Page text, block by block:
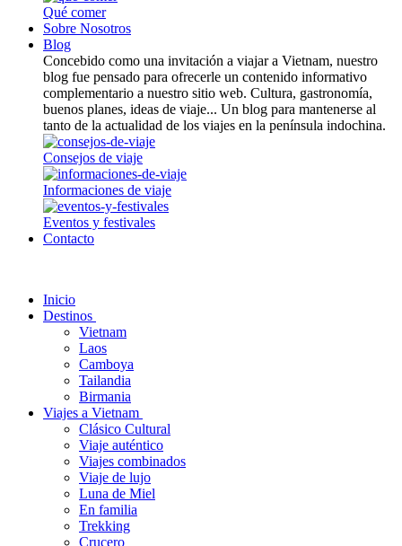
Qué comer
Sobre Nosotros
Blog
Concebido como una invitación a viajar a Vietnam, nuestro
blog fue pensado para ofrecerle un contenido informativo
complementario a nuestro sitio web. Cultura, gastronomía,
buenos planes, ideas de viaje... Un blog para mantenerse al
tanto de la actualidad de los viajes en la península indochina.
Consejos de viaje
Informaciones de viaje
Eventos y festivales
Contacto
Inicio
Destinos
Vietnam
Laos
Camboya
Tailandia
Birmania
Viajes a Vietnam
Clásico Cultural
Viaje auténtico
Viajes combinados
Viaje de lujo
Luna de Miel
En familia
Trekking
Crucero